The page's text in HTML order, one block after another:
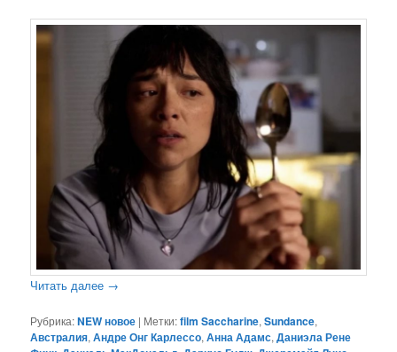
Читать далее →
Рубрика:NEW новое | Метки:film Saccharine,Sundance,
Австралия,Андре Онг Карлессо,Анна Адамс,Даниэла Рене